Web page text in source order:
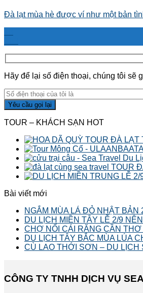
Đà lạt mùa hè được ví như một bản
Hãy để lại số điện thoại, chúng tôi sẽ
TOUR – KHÁCH SẠN HOT
TOUR ĐÀ LẠT
Du
TOUR
Bài viết mới
NGẮM MÙA LÁ ĐỎ NHẬT BẢN
DU LỊCH MIỀN TÂY LỄ 2/9
CHỢ NỔI CÁI RĂNG CẦN
DU LỊCH TÂY BẮC MÙA LÚA
CÙ LAO THỚI SƠN – DU
CÔNG TY TNHH DỊCH VỤ